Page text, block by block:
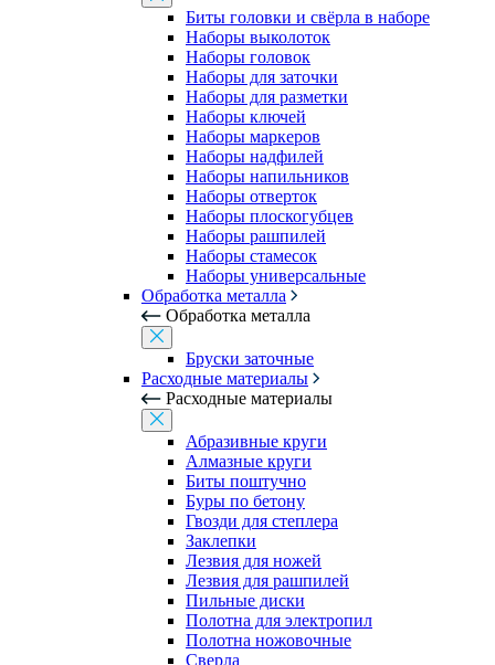
Биты головки и свёрла в наборе
Наборы выколоток
Наборы головок
Наборы для заточки
Наборы для разметки
Наборы ключей
Наборы маркеров
Наборы надфилей
Наборы напильников
Наборы отверток
Наборы плоскогубцев
Наборы рашпилей
Наборы стамесок
Наборы универсальные
Обработка металла
Обработка металла
Бруски заточные
Расходные материалы
Расходные материалы
Абразивные круги
Алмазные круги
Биты поштучно
Буры по бетону
Гвозди для степлера
Заклепки
Лезвия для ножей
Лезвия для рашпилей
Пильные диски
Полотна для электропил
Полотна ножовочные
Сверла